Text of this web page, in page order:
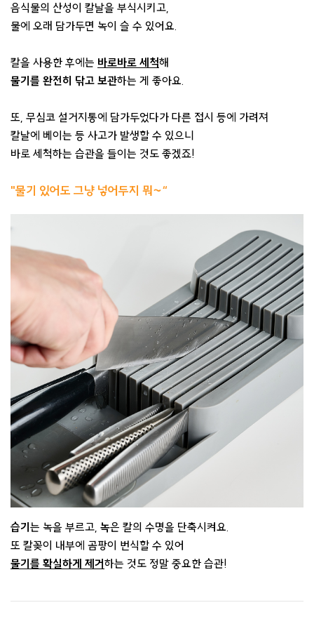
음식물의 산성이 칼날을 부식시키고,
물에 오래 담가두면 녹이 슬 수 있어요.
칼을 사용한 후에는 바로바로 세척해
물기를 완전히 닦고 보관하는 게 좋아요.​
또, 무심코 설거지통에 담가두었다가 다른 접시 등에 가려져
칼날에 베이는 등 사고가 발생할 수 있으니
바로 세척하는 습관을 들이는 것도 좋겠죠!
"물기 있어도 그냥 넣어두지 뭐~“​
습기 는 녹을 부르고, 녹은 칼의 수명을 단축시켜요.
또 칼꽂이 내부에 곰팡이 번식할 수 있어
물기를 확실하게 제거하는 것도 정말 중요한 습관!